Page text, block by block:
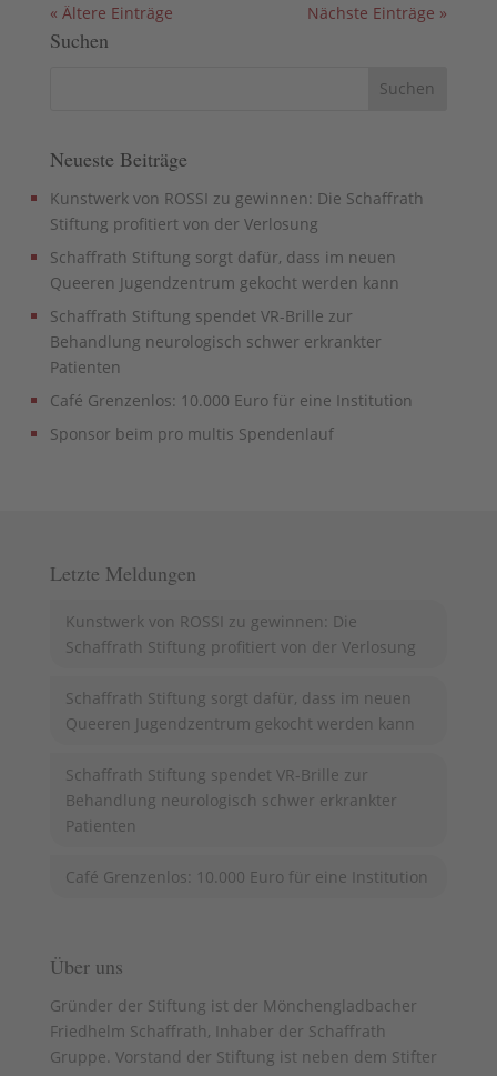
« Ältere Einträge Nächste Einträge »
Suchen
Neueste Beiträge
Kunstwerk von ROSSI zu gewinnen: Die Schaffrath
Stiftung profitiert von der Verlosung
Schaffrath Stiftung sorgt dafür, dass im neuen
Queeren Jugendzentrum gekocht werden kann
Schaffrath Stiftung spendet VR-Brille zur
Behandlung neurologisch schwer erkrankter
Patienten
Café Grenzenlos: 10.000 Euro für eine Institution
Sponsor beim pro multis Spendenlauf
Letzte Meldungen
Kunstwerk von ROSSI zu gewinnen: Die
Schaffrath Stiftung profitiert von der Verlosung
Schaffrath Stiftung sorgt dafür, dass im neuen
Queeren Jugendzentrum gekocht werden kann
Schaffrath Stiftung spendet VR-Brille zur
Behandlung neurologisch schwer erkrankter
Patienten
Café Grenzenlos: 10.000 Euro für eine Institution
Über uns
Gründer der Stiftung ist der Mönchengladbacher
Friedhelm Schaffrath, Inhaber der Schaffrath
Gruppe. Vorstand der Stiftung ist neben dem Stifter